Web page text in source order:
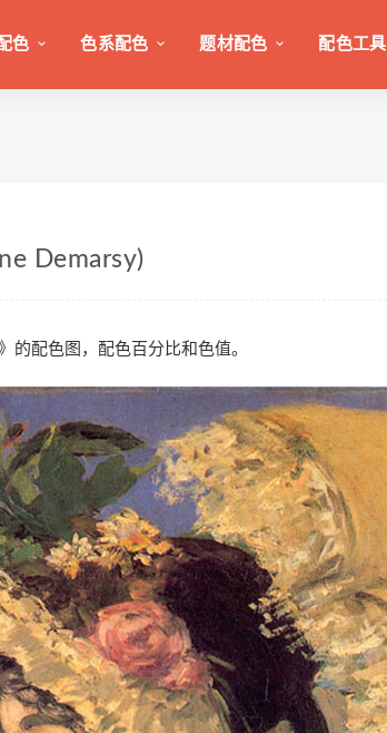
色 色系配色 题材配色 配色工具
Demarsy)
的配色图，配色百分比和色值。